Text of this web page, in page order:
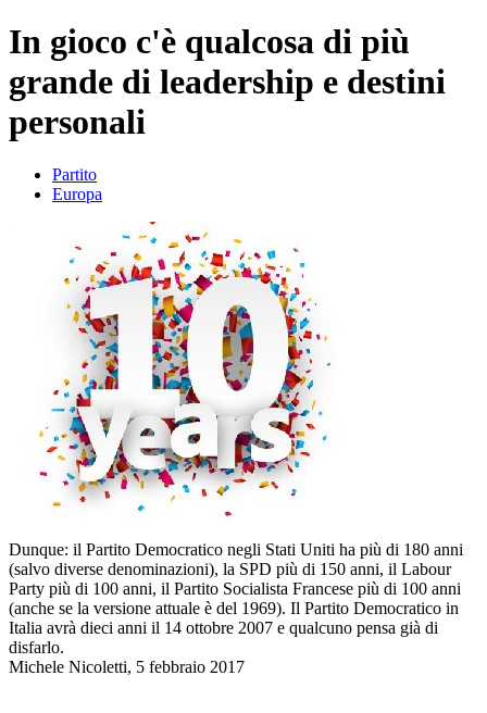
In gioco c'è qualcosa di più
grande di leadership e destini
personali
Partito
Europa
Dunque: il Partito Democratico negli Stati Uniti ha più di 180 anni
(salvo diverse denominazioni), la SPD più di 150 anni, il Labour
Party più di 100 anni, il Partito Socialista Francese più di 100 anni
(anche se la versione attuale è del 1969). Il Partito Democratico in
Italia avrà dieci anni il 14 ottobre 2007 e qualcuno pensa già di
disfarlo.
Michele Nicoletti, 5 febbraio 2017